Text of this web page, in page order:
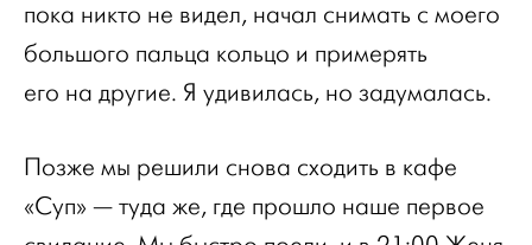
пока никто не видел, начал снимать с моего
большого пальца кольцо и примерять
его на другие. Я удивилась, но задумалась.
Позже мы решили снова сходить в кафе
«Суп» — туда же, где прошло наше первое